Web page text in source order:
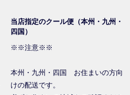
当店指定のクール便（本州・九州・
四国）
※※注意※※
本州・九州・四国 お住まいの方向
けの配送です。